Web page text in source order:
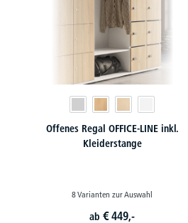
Offenes Regal OFFICE-LINE inkl.
Kleiderstange
8 Varianten zur Auswahl
ab€ 449,-